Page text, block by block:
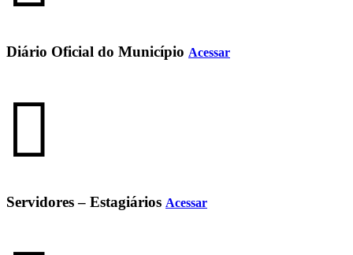
Diário Oficial do Município Acessar
Servidores – Estagiários Acessar